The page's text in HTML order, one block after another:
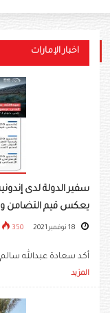
اخبار الإمارات
يعكس قيم التضامن
350
أكد سعادة عبدالله
المزيد